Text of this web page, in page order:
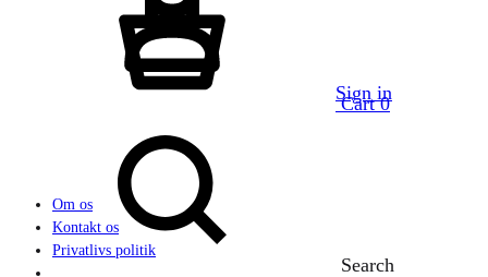
Sign in
Search
Cart 0
Om os
Kontakt os
Privatlivs politik